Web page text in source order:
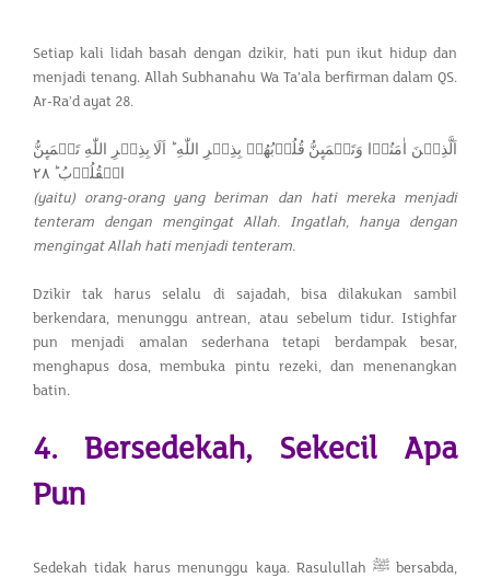
Setiap kali lidah basah dengan dzikir, hati pun ikut hidup dan
menjadi tenang. Allah Subhanahu Wa Ta’ala berfirman dalam QS.
Ar-Ra’d ayat 28.
اَلَّذِيۡنَ اٰمَنُوۡا وَتَطۡمَٮِٕنُّ قُلُوۡبُهُمۡ بِذِكۡرِ اللّٰهِ​ ؕ اَلَا بِذِكۡرِ اللّٰهِ تَطۡمَٮِٕنُّ
الۡقُلُوۡبُ ؕ‏ ٢٨
(yaitu) orang-orang yang beriman dan hati mereka menjadi
tenteram dengan mengingat Allah. Ingatlah, hanya dengan
mengingat Allah hati menjadi tenteram.
Dzikir tak harus selalu di sajadah, bisa dilakukan sambil
berkendara, menunggu antrean, atau sebelum tidur. Istighfar
pun menjadi amalan sederhana tetapi berdampak besar,
menghapus dosa, membuka pintu rezeki, dan menenangkan
batin.
4. Bersedekah, Sekecil Apa
Pun
Sedekah tidak harus menunggu kaya. Rasulullah ﷺ bersabda,